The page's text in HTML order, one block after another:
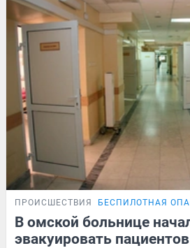
ПРОИСШЕСТВИЯ БЕСПИЛОТНАЯ
В омской больнице
эвакуировать пациентов